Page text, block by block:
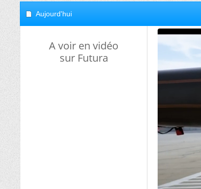
Aujourd'hui
A voir en vidéo
sur Futura